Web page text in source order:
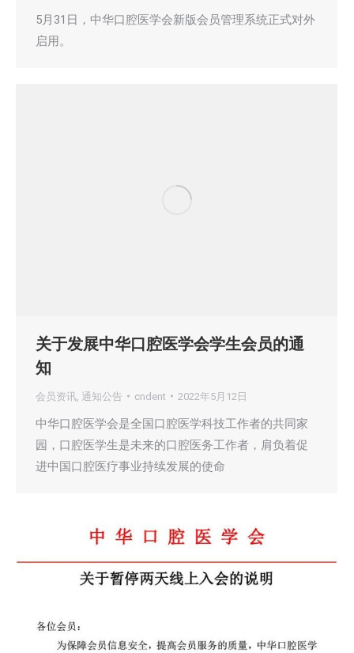
5月31日，中华口腔医学会新版会员管理系统正式对外
启用。
关于发展中华口腔医学会学生会员的通
知
会员资讯 通知公告 cndent 2022年5月12日
中华口腔医学会是全国口腔医学科技工作者的共同家
园，口腔医学生是未来的口腔医务工作者，肩负着促
进中国口腔医疗事业持续发展的使命